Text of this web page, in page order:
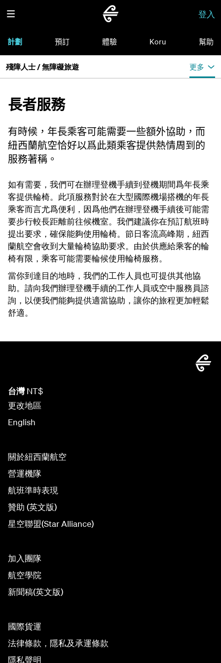
登入
計劃 預訂 體驗 Koru 幫助
殘障人士 / 無障礙旅遊 更多
長者服務
有時候，年長乘客可能需要一些額外協助，而
紐西蘭航空恰好以爲此類乘客提供熱情周到的
服務著稱。
如有需要，我們可在辦理登機手續到登機期間爲年長乘
客提供輪椅。此項服務對於在大型國際機場搭機的年長
乘客而言尤爲便利，因爲他們在辦理登機手續後可能需
要步行較長距離前往候機室。我們建議你在預訂航班時
提出要求，確保能夠使用輪椅。節日客流高峰期，紐西
蘭航空會收到大量輪椅協助要求。由於供應給乘客的輪
椅有限，乘客可能需要輪候使用輪椅服務。
當你到達目的地時，我們的工作人員也可提供其他協
助。請向我們辦理登機手續的工作人員或空中服務員諮
詢，以便我們能夠提供適當協助，讓你的旅程更加輕鬆
舒適。
台灣NT$
更改地區
English
關於紐西蘭航空
營運機隊
航班準時表現
贊助 (英文版)
星空聯盟(Star Alliance)
加入團隊
航空學院
新聞稿(英文版)
國際貨運
法律條款，隱私及承運條款
隱私聲明